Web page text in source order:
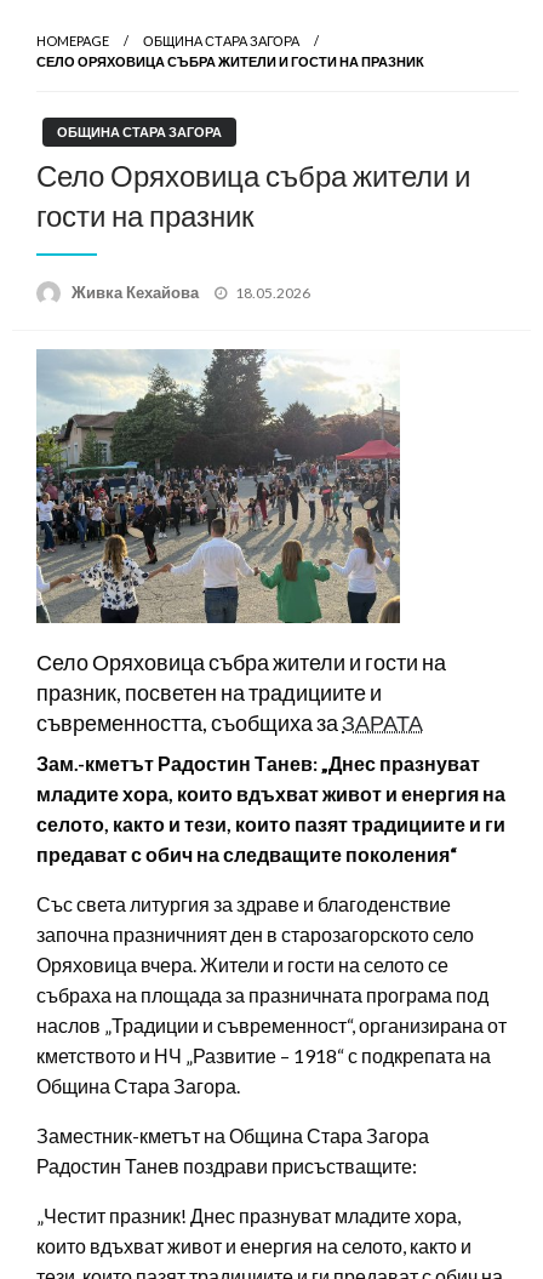
HOMEPAGE
ОБЩИНА СТАРА ЗАГОРА
СЕЛО ОРЯХОВИЦА СЪБРА ЖИТЕЛИ И ГОСТИ НА ПРАЗНИК
ОБЩИНА СТАРА ЗАГОРА
Село Оряховица събра жители и
гости на празник
Живка Кехайова
Posted
18.05.2026
Село Оряховица събра жители и гости на
празник, посветен на традициите и
съвременността, съобщиха заЗАРАТА
Зам.-кметът Радостин Танев: „Днес празнуват
младите хора, които вдъхват живот и енергия на
селото, както и тези, които пазят традициите и ги
предават с обич на следващите поколения“
Със света литургия за здраве и благоденствие
започна празничният ден в старозагорското село
Оряховица вчера. Жители и гости на селото се
събраха на площада за празничната програма под
наслов „Традиции и съвременност“, организирана от
кметството и НЧ „Развитие – 1918“ с подкрепата на
Община Стара Загора.
Заместник-кметът на Община Стара Загора
Радостин Танев поздрави присъстващите:
„Честит празник! Днес празнуват младите хора,
които вдъхват живот и енергия на селото, както и